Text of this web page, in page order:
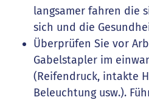
langsamer fahren die
sich und die
Überprüfen Sie vor
Gabelstapler im
(Reifendruck, intakte
Beleuchtung usw.).